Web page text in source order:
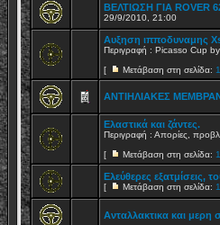
ΒΕΛΤΙΩΣΗ ΓΙΑ ROVER
29/9/2010, 21:00
Αυξηση ιπποδυναμης
Περιγραφή : Picasso Cup
[
Μετάβαση στη σελίδα: 1
ΑΝΤΙΗΛΙΑΚΕΣ
Ελαστικά και ζάντες.
Περιγραφή : Απορίες,
[
Μετάβαση στη σελίδα: 1
Ελεύθερες εξατμίσεις,
[ Μετάβαση στη σελίδα: 1
Ανταλλακτικα και μερη